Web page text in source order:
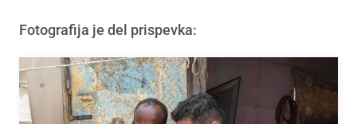
Fotografija je del prispevka: